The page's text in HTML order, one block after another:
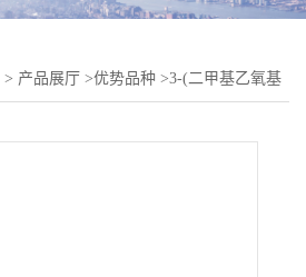
> 产品展厅 >优势品种 >3-(二甲基乙氧基